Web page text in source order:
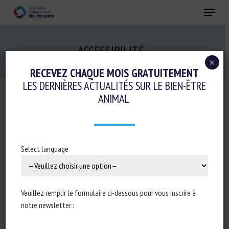
Menu
ACCESSIBILITÉ
Date de l’audit: 31/10/2023
bien-être animal
RECEVEZ CHAQUE MOIS GRATUITEMENT
LES DERNIÈRES ACTUALITÉS SUR LE BIEN-ÊTRE
ANIMAL
Select language
Veuillez remplir le formulaire ci-dessous pour vous inscrire à
notre newsletter :
×